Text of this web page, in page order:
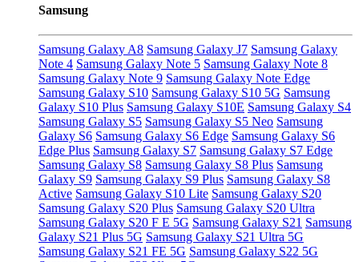
Samsung
Samsung Galaxy A8 Samsung Galaxy J7 Samsung Galaxy
Note 4 Samsung Galaxy Note 5 Samsung Galaxy Note 8
Samsung Galaxy Note 9 Samsung Galaxy Note Edge
Samsung Galaxy S10 Samsung Galaxy S10 5G Samsung
Galaxy S10 Plus Samsung Galaxy S10E Samsung Galaxy S4
Samsung Galaxy S5 Samsung Galaxy S5 Neo Samsung
Galaxy S6 Samsung Galaxy S6 Edge Samsung Galaxy S6
Edge Plus Samsung Galaxy S7 Samsung Galaxy S7 Edge
Samsung Galaxy S8 Samsung Galaxy S8 Plus Samsung
Galaxy S9 Samsung Galaxy S9 Plus Samsung Galaxy S8
Active Samsung Galaxy S10 Lite Samsung Galaxy S20
Samsung Galaxy S20 Plus Samsung Galaxy S20 Ultra
Samsung Galaxy S20 F E 5G Samsung Galaxy S21 Samsung
Galaxy S21 Plus 5G Samsung Galaxy S21 Ultra 5G
Samsung Galaxy S21 FE 5G Samsung Galaxy S22 5G